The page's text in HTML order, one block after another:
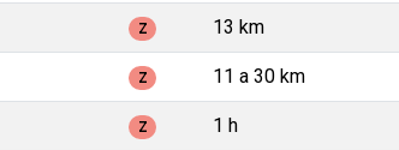
Z 13 km
Z 11 a 30 km
Z 1 h